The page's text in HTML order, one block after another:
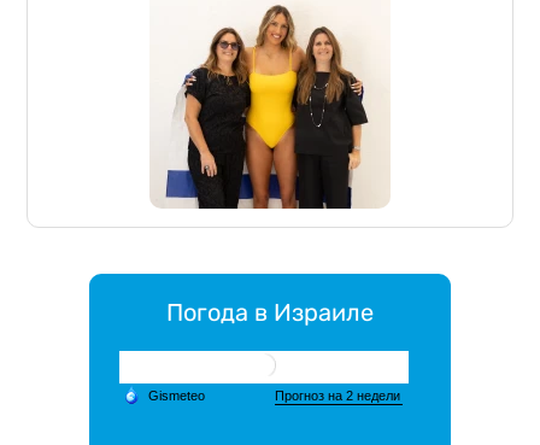
Погода в Израиле